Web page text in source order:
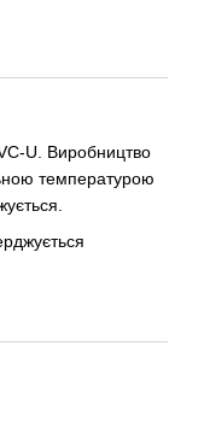
U. Виробництво
температурою